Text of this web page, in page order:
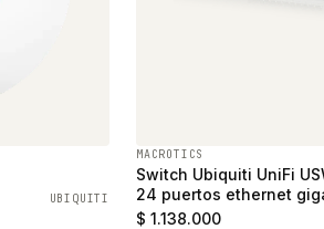
UBIQUITI
MACROTICS
Switch Ubiquiti UniFi
24 puertos ethernet
SFP
$ 1.138.000